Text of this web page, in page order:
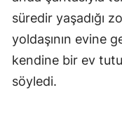
süredir yaşadığı
yoldaşının evine
kendine bir ev
söyledi.